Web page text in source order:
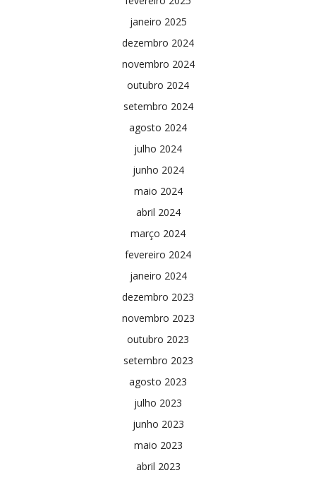
janeiro 2025
dezembro 2024
novembro 2024
outubro 2024
setembro 2024
agosto 2024
julho 2024
junho 2024
maio 2024
abril 2024
março 2024
fevereiro 2024
janeiro 2024
dezembro 2023
novembro 2023
outubro 2023
setembro 2023
agosto 2023
julho 2023
junho 2023
maio 2023
abril 2023